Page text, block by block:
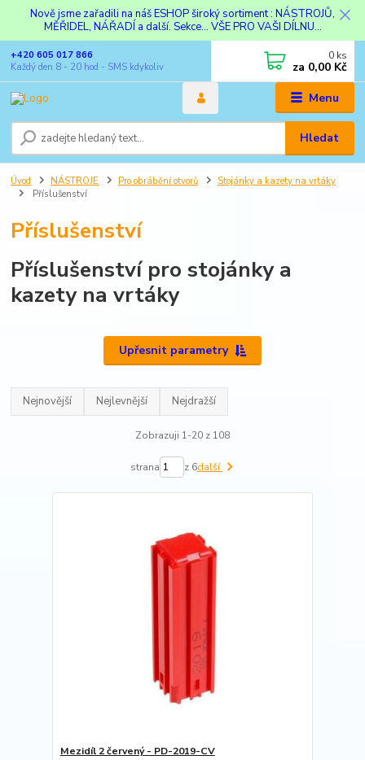
Nově jsme zařadili na náš ESHOP široký sortiment : NÁSTROJŮ,
MĚŘIDEL, NÁŘADÍ a další. Sekce... VŠE PRO VAŠI DÍLNU...
Menu
Hledat
+420 605 017 866
Každý den 8 - 20 hod - SMS kdykoliv
0 ks
za 0,00 Kč
Úvod NÁSTROJE Pro obrábění otvorů
Stojánky a kazety na vrtáky
Příslušenství
Příslušenství
Příslušenství pro stojánky a
kazety na vrtáky
Upřesnit parametry
Nejnovější Nejlevnější Nejdražší
Zobrazuji 1-20 z 108
strana z 6další
Mezidíl 2 červený - PD-2019-CV